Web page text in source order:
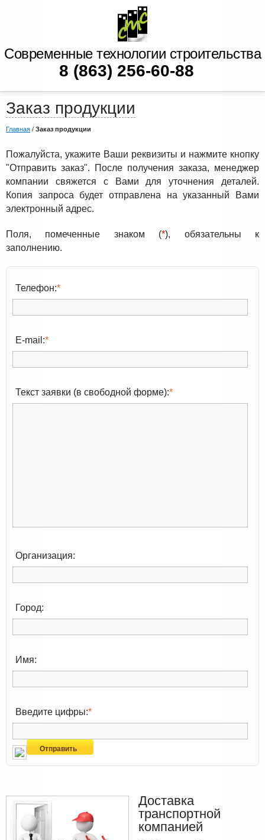
Современные технологии строительства
8 (863) 256-60-88
Заказ продукции
Главная / Заказ продукции
Пожалуйста, укажите Ваши реквизиты и нажмите кнопку
"Отправить заказ". После получения заказа, менеджер
компании свяжется с Вами для уточнения деталей.
Копия запроса будет отправлена на указанный Вами
электронный адрес.
Поля, помеченные знаком (*), обязательны к
заполнению.
Телефон:*
E-mail:*
Текст заявки (в свободной форме):*
Организация:
Город:
Имя:
Введите цифры:*
Доставка
транспортной
компанией